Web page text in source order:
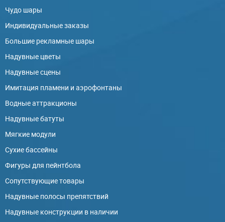
Чудо шары
Индивидуальные заказы
Большие рекламные шары
Надувные цветы
Надувные сцены
Имитация пламени и аэрофонтаны
Водные аттракционы
Надувные батуты
Мягкие модули
Сухие бассейны
Фигуры для пейнтбола
Сопутствующие товары
Надувные полосы препятствий
Надувные конструкции в наличии